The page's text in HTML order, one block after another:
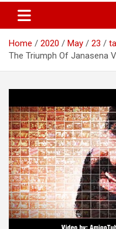
Home 2020 May 23
The Triumph Of Janasena